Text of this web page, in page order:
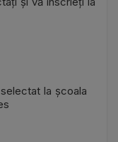
la școala